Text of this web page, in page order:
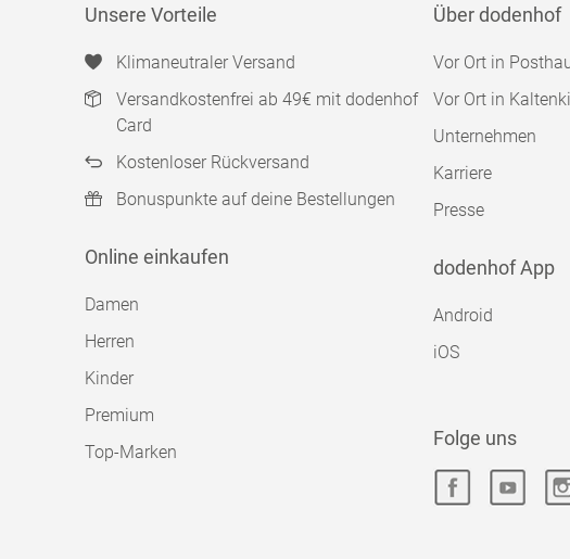
Unsere Vorteile
Klimaneutraler Versand
Versandkostenfrei ab 49€ mit dodenhof
Card
Kostenloser Rückversand
Bonuspunkte auf deine Bestellungen
Online einkaufen
Damen
Herren
Kinder
Premium
Top-Marken
Über dodenhof
Vor Ort in
Vor Ort in
Unternehmen
Karriere
Presse
dodenhof App
Android
iOS
Folge uns